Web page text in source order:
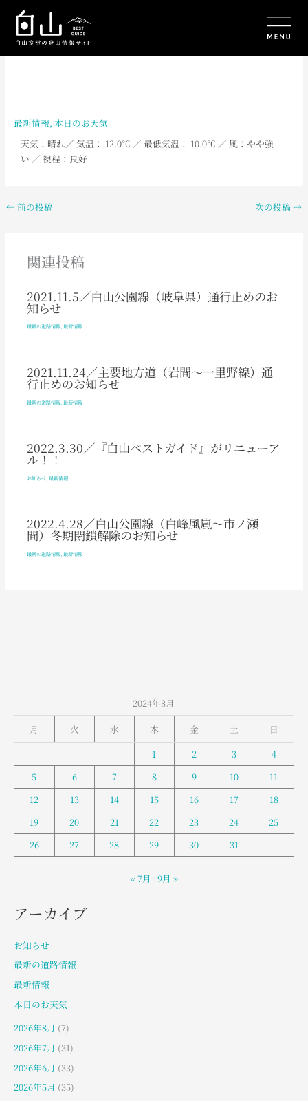
最新情報, 本日のお天気
天気：晴れ／ 気温： 12.0℃ ／ 最低気温： 10.0℃ ／ 風：やや強
い ／ 視程：良好
←前の投稿 次の投稿→
関連投稿
2021.11.5／白山公園線（岐阜県）通行止めのお
知らせ
最新の道路情報, 最新情報
2021.11.24／主要地方道（岩間～一里野線）通
行止めのお知らせ
最新の道路情報, 最新情報
2022.3.30／『白山ベストガイド』がリニューア
ル！！
お知らせ, 最新情報
2022.4.28／白山公園線（白峰風嵐～市ノ瀬
間）冬期閉鎖解除のお知らせ
最新の道路情報, 最新情報
2024年8月
月
火 水 木 金 土
日
1
2 3
4
5
6 7 8 9 10
11
12
13 14 15 16 17
18
19
20 21 22 23 24
25
26
27 28 29 30 31
« 7月 9月 »
アーカイブ
お知らせ
最新の道路情報
最新情報
本日のお天気
2026年8月 (7)
2026年7月 (31)
2026年6月 (33)
2026年5月 (35)